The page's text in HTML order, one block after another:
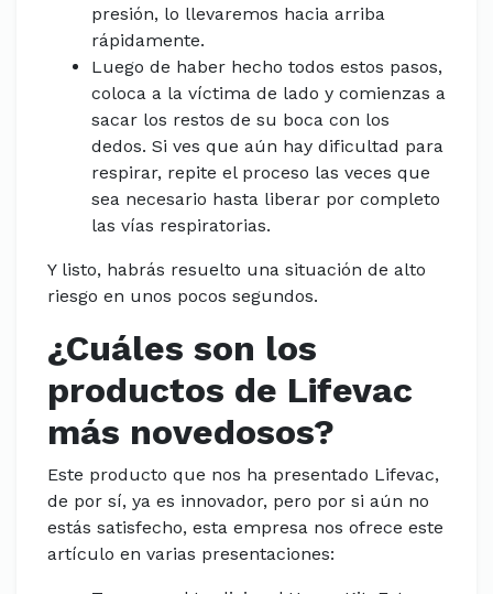
presión, lo llevaremos hacia arriba
rápidamente.
Luego de haber hecho todos estos pasos,
coloca a la víctima de lado y comienzas a
sacar los restos de su boca con los
dedos. Si ves que aún hay dificultad para
respirar, repite el proceso las veces que
sea necesario hasta liberar por completo
las vías respiratorias.
Y listo, habrás resuelto una situación de alto
riesgo en unos pocos segundos.
¿Cuáles son los
productos de Lifevac
más novedosos?
Este producto que nos ha presentado Lifevac,
de por sí, ya es innovador, pero por si aún no
estás satisfecho, esta empresa nos ofrece este
artículo en varias presentaciones: